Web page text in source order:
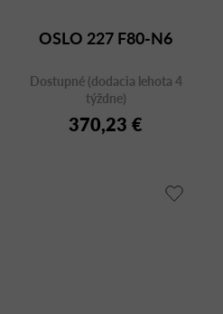
OSLO 227 F80-N6
Dostupné (dodacia lehota 4
týždne)
370,23 €